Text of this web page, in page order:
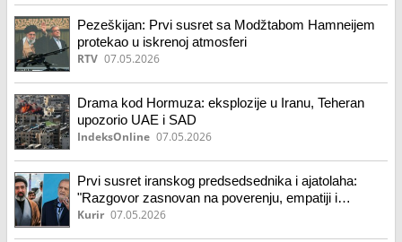
Pezeškijan: Prvi susret sa Modžtabom Hamneijem
protekao u iskrenoj atmosferi
RTV 07.05.2026
Drama kod Hormuza: eksplozije u Iranu, Teheran
upozorio UAE i SAD
IndeksOnline 07.05.2026
Prvi susret iranskog predsedsednika i ajatolaha:
"Razgovor zasnovan na poverenju, empatiji i
direktnom dijalogu"
Kurir 07.05.2026